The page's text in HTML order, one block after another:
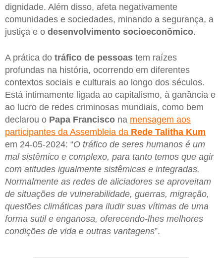
dignidade. Além disso, afeta negativamente
comunidades e sociedades, minando a segurança, a
justiça e o desenvolvimento socioeconômico.
A prática do tráfico de pessoas tem raízes
profundas na história, ocorrendo em diferentes
contextos sociais e culturais ao longo dos séculos.
Está intimamente ligada ao capitalismo, à ganância e
ao lucro de redes criminosas mundiais, como bem
declarou o Papa Francisco na mensagem aos
participantes da Assembleia da Rede Talitha Kum
em 24-05-2024: “O tráfico de seres humanos é um
mal sistêmico e complexo, para tanto temos que agir
com atitudes igualmente sistêmicas e integradas.
Normalmente as redes de aliciadores se aproveitam
de situações de vulnerabilidade, guerras, migração,
questões climáticas para iludir suas vítimas de uma
forma sutil e enganosa, oferecendo-lhes melhores
condições de vida e outras vantagens”.